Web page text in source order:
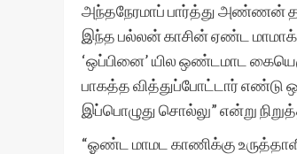
அந்தநேரமாப் பார்த்து அண்ணன்
இந்த பல்லன் காசின் ஏண்ட
‘ஒப்பினை’ யில ஒண்டமாட
பாகத்த வித்துப்போட்டார் எண்டு
இப்பொழுது சொல்லு” என்று
“ஓண்ட மாமட காணிக்கு